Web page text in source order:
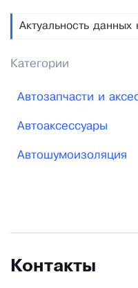
Актуальность
Категории
Автозапчасти и
Автоаксессуары
Автошумоизоляция
Контакты